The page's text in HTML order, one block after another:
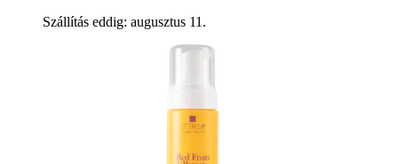
Szállítás eddig: augusztus 11.